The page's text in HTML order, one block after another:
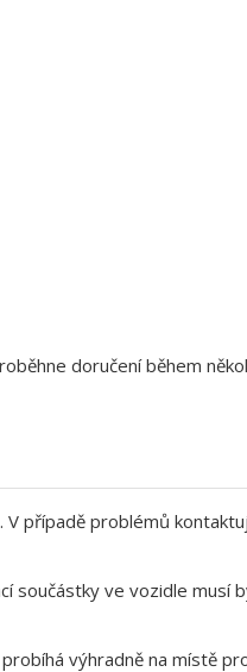
doručení během
případě problémů
ve vozidle
výhradně na místě